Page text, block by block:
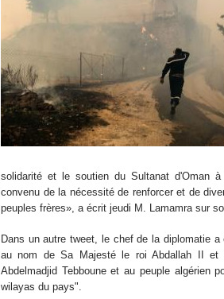
solidarité et le soutien du Sultanat d'Oman
convenu de la nécessité de renforcer et de
peuples frères», a écrit jeudi M. Lamamra sur
Dans un autre tweet, le chef de la diplomatie
au nom de Sa Majesté le roi Abdallah II et
Abdelmadjid Tebboune et au peuple algérien
wilayas du pays".